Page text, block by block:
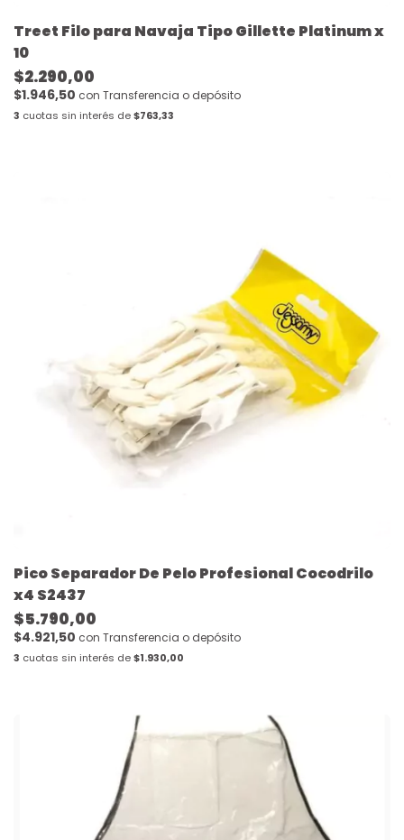
Treet Filo para Navaja Tipo Gillette Platinum x
10
$2.290,00
$1.946,50 con Transferencia o depósito
3 cuotas sin interés de$763,33
Pico Separador De Pelo Profesional Cocodrilo
x4 S2437
$5.790,00
$4.921,50 con Transferencia o depósito
3 cuotas sin interés de$1.930,00